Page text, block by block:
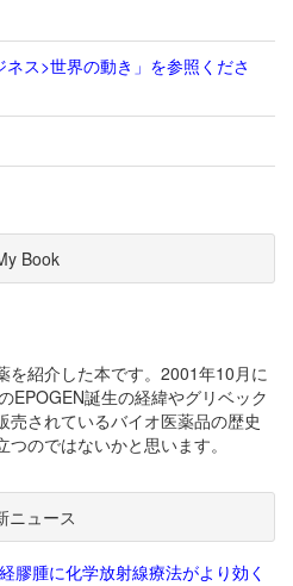
ス>世界の動き」を参照くださ
Book
を紹介した本です。2001年10月に
EPOGEN誕生の経緯やグリベック
売されているバイオ医薬品の歴史
のではないかと思います。
ニュース
膠腫に化学放射線療法がより効く